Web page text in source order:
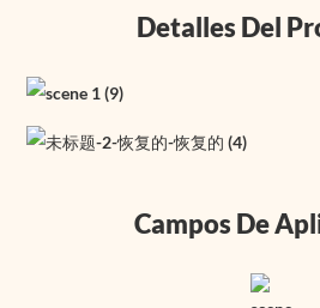
Detalles Del
Campos De